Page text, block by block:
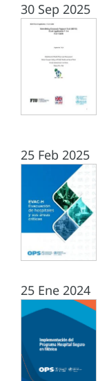
4.4 MB
30 Sep 2025
25 Feb 2025
25 Ene 2024